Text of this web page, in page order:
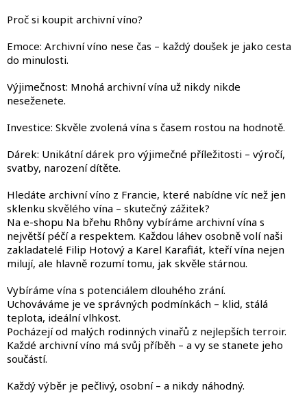
d
í
p
k
y
v
i
s
u
Proč si koupit archivní víno?
Emoce: Archivní víno nese čas – každý doušek je jako cesta
do minulosti.
Výjimečnost: Mnohá archivní vína už nikdy nikde
neseženete.
Investice: Skvěle zvolená vína s časem rostou na hodnotě.
Dárek: Unikátní dárek pro výjimečné příležitosti – výročí,
svatby, narození dítěte.
Hledáte archivní víno z Francie, které nabídne víc než jen
sklenku skvělého vína – skutečný zážitek?
Na e-shopu Na břehu Rhôny vybíráme archivní vína s
největší péčí a respektem. Každou láhev osobně volí naši
zakladatelé Filip Hotový a Karel Karafiát, kteří vína nejen
milují, ale hlavně rozumí tomu, jak skvěle stárnou.
Vybíráme vína s potenciálem dlouhého zrání.
Uchováváme je ve správných podmínkách – klid, stálá
teplota, ideální vlhkost.
Pocházejí od malých rodinných vinařů z nejlepších terroir.
Každé archivní víno má svůj příběh – a vy se stanete jeho
součástí.
Každý výběr je pečlivý, osobní – a nikdy náhodný.